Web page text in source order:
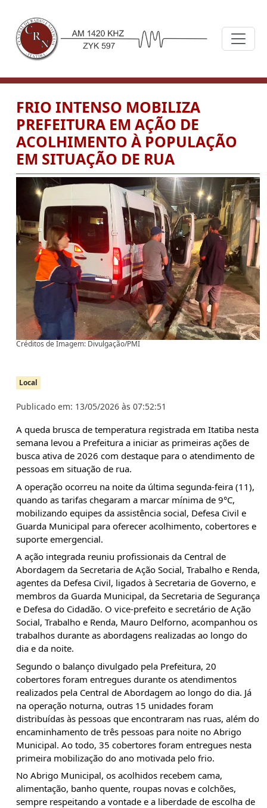
FRIO INTENSO MOBILIZA
PREFEITURA EM AÇÃO DE
ACOLHIMENTO À POPULAÇÃO
EM SITUAÇÃO DE RUA
Créditos de Imagem: Divulgação/PMI
Local
Publicado em: 13/05/2026 às 07:52:51
A queda brusca de temperatura registrada em Itatiba nesta
semana levou a Prefeitura a iniciar as primeiras ações de
busca ativa de 2026 com destaque para o atendimento de
pessoas em situação de rua.
A operação ocorreu na noite da última segunda-feira (11),
quando as tarifas chegaram a marcar mínima de 9°C,
mobilizando equipes da assistência social, Defesa Civil e
Guarda Municipal para oferecer acolhimento, cobertores e
suporte emergencial.
A ação integrada reuniu profissionais da Central de
Abordagem da Secretaria de Ação Social, Trabalho e Renda,
agentes da Defesa Civil, ligados à Secretaria de Governo, e
membros da Guarda Municipal, da Secretaria de Segurança
e Defesa do Cidadão. O vice-prefeito e secretário de Ação
Social, Trabalho e Renda, Mauro Delforno, acompanhou os
trabalhos durante as abordagens realizadas ao longo do
dia e da noite.
Segundo o balanço divulgado pela Prefeitura, 20
cobertores foram entregues durante os atendimentos
realizados pela Central de Abordagem ao longo do dia. Já
na operação noturna, outras 15 unidades foram
distribuídas às pessoas que encontraram nas ruas, além do
encaminhamento de três pessoas para noite no Abrigo
Municipal. Ao todo, 35 cobertores foram entregues nesta
primeira mobilização do ano motivada pelo frio.
No Abrigo Municipal, os acolhidos recebem cama,
alimentação, banho quente, roupas novas e colchões,
sempre respeitando a vontade e a liberdade de escolha de